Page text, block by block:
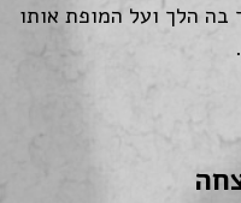
הלך ועל המופת אותו